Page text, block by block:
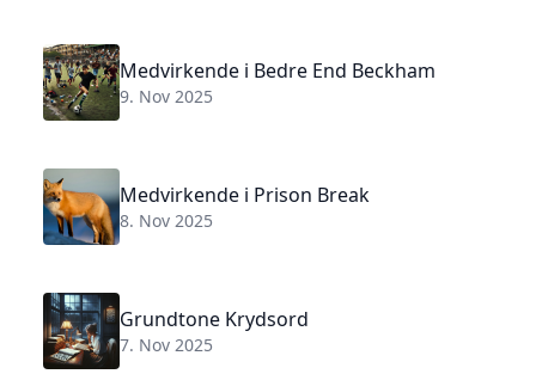
Medvirkende i Bedre End Beckham
9. Nov 2025
Medvirkende i Prison Break
8. Nov 2025
Grundtone Krydsord
7. Nov 2025